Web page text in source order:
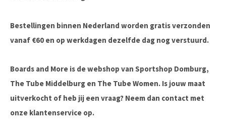
Bestellingen binnen Nederland worden gratis verzonden
vanaf €60 en op werkdagen dezelfde dag nog verstuurd.
Boards and More is de webshop van Sportshop Domburg,
The Tube Middelburg en The Tube Women. Is jouw maat
uitverkocht of heb jij een vraag? Neem dan contact met
onze klantenservice op.